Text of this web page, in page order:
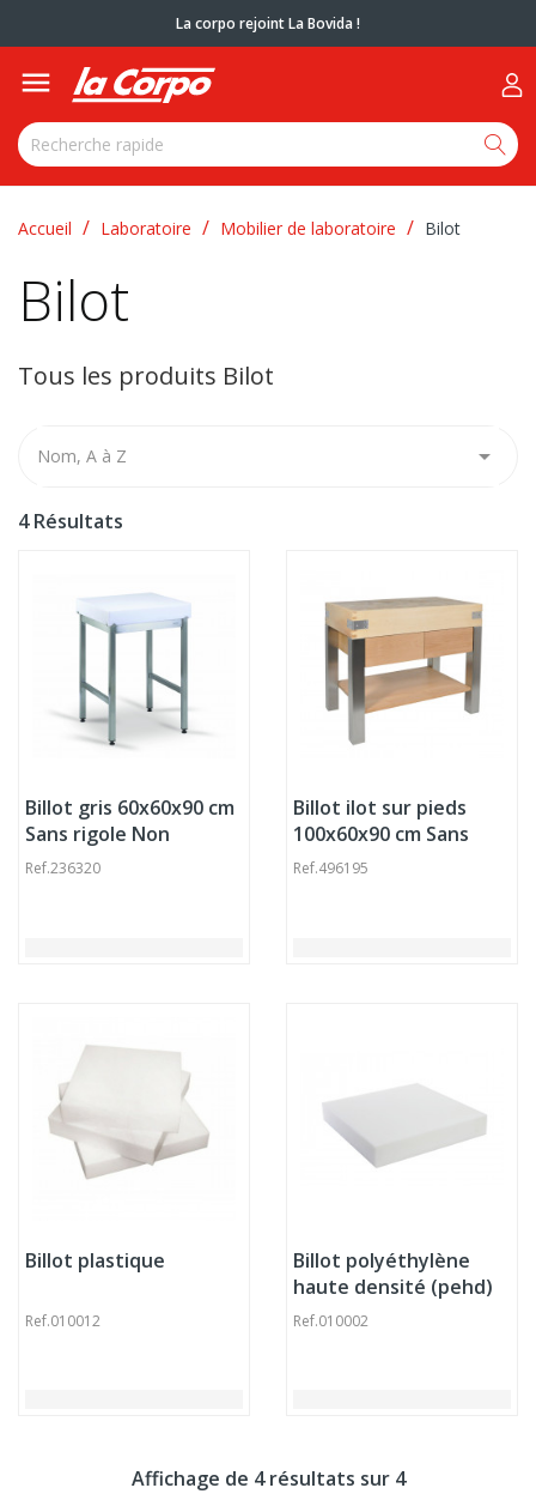
La corpo rejoint La Bovida !

Accueil Laboratoire Mobilier de laboratoire Bilot
Bilot
Tous les produits Bilot
Nom, A à Z 
4 Résultats
Billot gris 60x60x90 cm
Sans rigole Non
réversible Sur pied(s)
Ref.236320
Billot ilot sur pieds
100x60x90 cm Sans
rigole Non réversible
Ref.496195
Billot plastique
Ref.010012
Billot polyéthylène
haute densité (pehd)
blanc 60x60x10 cm
Ref.010002
Affichage de 4 résultats sur 4